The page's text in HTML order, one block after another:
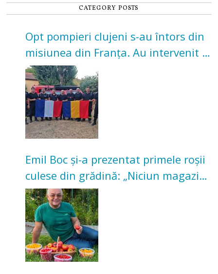
CATEGORY POSTS
Opt pompieri clujeni s-au întors din
misiunea din Franța. Au intervenit la
incendii de vegetație și pădure
Emil Boc și-a prezentat primele roșii
culese din grădină: „Niciun magazin
nu poate oferi această satisfacție”